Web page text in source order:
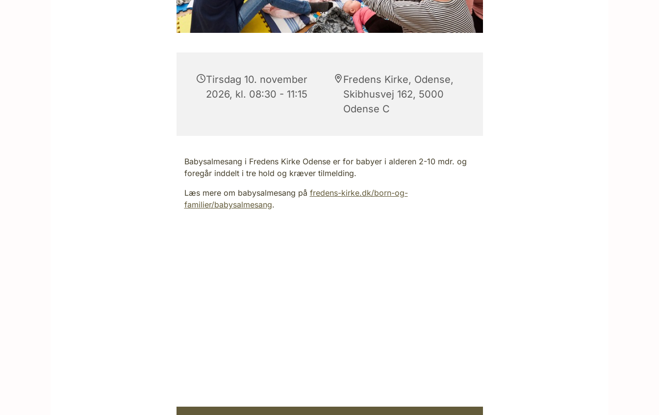
Tirsdag 10. november
2026, kl. 08:30 - 11:15
Fredens Kirke, Odense,
Skibhusvej 162, 5000
Odense C
Babysalmesang i Fredens Kirke Odense er for babyer i alderen 2-10 mdr. og
foregår inddelt i tre hold og kræver tilmelding.
Læs mere om babysalmesang på fredens-kirke.dk/born-og-
familier/babysalmesang.